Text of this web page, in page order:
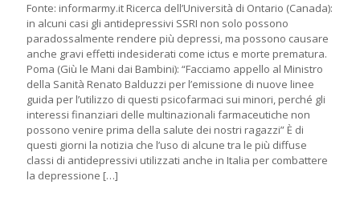
Fonte: informarmy.it Ricerca dell’Università di Ontario (Canada):
in alcuni casi gli antidepressivi SSRI non solo possono
paradossalmente rendere più depressi, ma possono causare
anche gravi effetti indesiderati come ictus e morte prematura.
Poma (Giù le Mani dai Bambini): “Facciamo appello al Ministro
della Sanità Renato Balduzzi per l’emissione di nuove linee
guida per l’utilizzo di questi psicofarmaci sui minori, perché gli
interessi finanziari delle multinazionali farmaceutiche non
possono venire prima della salute dei nostri ragazzi” È di
questi giorni la notizia che l’uso di alcune tra le più diffuse
classi di antidepressivi utilizzati anche in Italia per combattere
la depressione […]